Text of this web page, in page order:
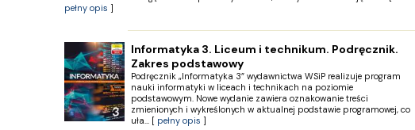
pełny opis ]
Informatyka 3. Liceum i technikum. Podręcznik.
Zakres podstawowy
Podręcznik „Informatyka 3” wydawnictwa WSiP realizuje program
nauki informatyki w liceach i technikach na poziomie
podstawowym. Nowe wydanie zawiera oznakowanie treści
zmienionych i wykreślonych w aktualnej podstawie programowej, co
uła... [ pełny opis ]